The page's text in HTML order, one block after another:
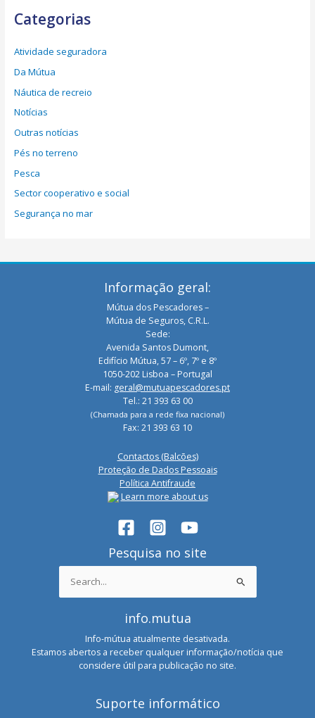
Categorias
Atividade seguradora
Da Mútua
Náutica de recreio
Notícias
Outras notícias
Pés no terreno
Pesca
Sector cooperativo e social
Segurança no mar
Informação geral:
Mútua dos Pescadores –
Mútua de Seguros, C.R.L.
Sede:
Avenida Santos Dumont,
Edifício Mútua, 57 – 6º, 7º e 8º
1050-202 Lisboa – Portugal
E-mail: geral@mutuapescadores.pt
Tel.: 21 393 63 00
(Chamada para a rede fixa nacional)
Fax: 21 393 63 10
Contactos (Balcões)
Proteção de Dados Pessoais
Política Antifraude
Learn more about us
Pesquisa no site
Search
for:
info.mutua
Info-mútua atualmente desativada.
Estamos abertos a receber qualquer informação/notícia que
considere útil para publicação no site.
Suporte informático